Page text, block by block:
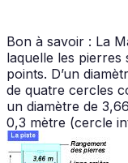
Bon à savoir : La
laquelle les
points. D’un
de quatre cercles
un diamètre de
0,3 mètre (cercle